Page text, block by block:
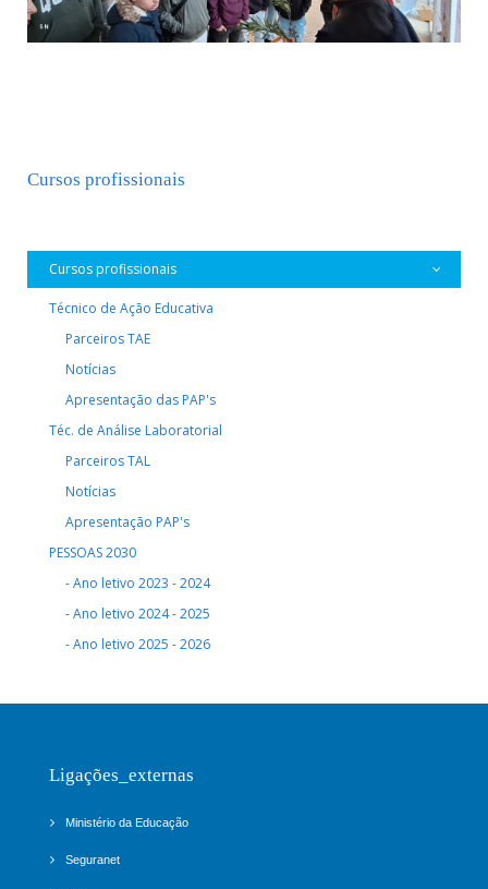
Cursos profissionais
Cursos profissionais
Técnico de Ação Educativa
Parceiros TAE
Notícias
Apresentação das PAP's
Téc. de Análise Laboratorial
Parceiros TAL
Notícias
Apresentação PAP's
PESSOAS 2030
- Ano letivo 2023 - 2024
- Ano letivo 2024 - 2025
- Ano letivo 2025 - 2026
Ligações_externas
Ministério da Educação
Seguranet